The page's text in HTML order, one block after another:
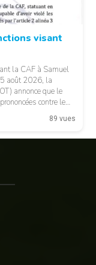
visant
la CAF à Samuel
5 août 2026, la
annonce que le
contre le
concernait les
[…]
89 vues